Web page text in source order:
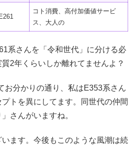
E261
コト消費、高付加価値サービ
ス、大人の
系さんを「令和世代」に分ける必
2年くらいしか離れてませんよ？
お分かりの通り、私はE353系さん
トを異にしてます。同世代の仲間
さんがいますね。
ます。今後もこのような風潮は続